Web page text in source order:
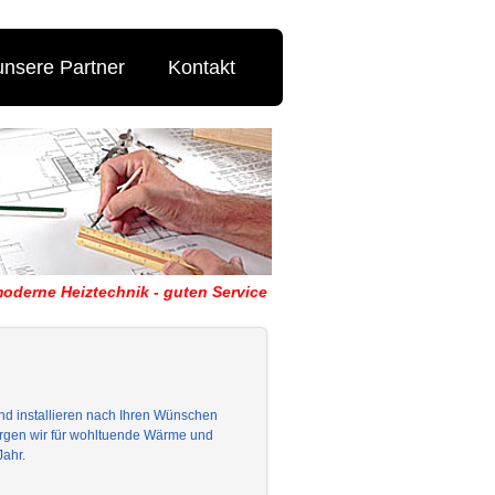
Partner Kontakt
Heiztechnik - guten Service
installieren nach Ihren Wünschen
wir für wohltuende Wärme und